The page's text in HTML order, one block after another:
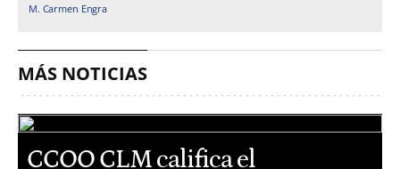
M. Carmen Engra
MÁS NOTICIAS
CCOO CLM califica el